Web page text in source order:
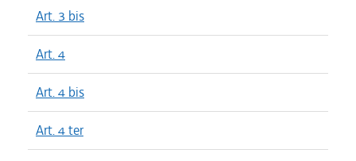
Art. 3 bis
Art. 4
Art. 4 bis
Art. 4 ter